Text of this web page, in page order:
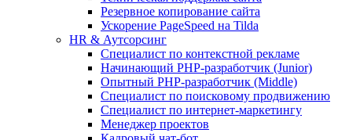
Резервное копирование сайта
Ускорение PageSpeed на Tilda
HR & Аутсорсинг
Специалист по контекстной рекламе
Начинающий PHP-разработчик (Junior)
Опытный PHP-разработчик (Middle)
Специалист по поисковому продвижению
Специалист по интернет-маркетингу
Менеджер проектов